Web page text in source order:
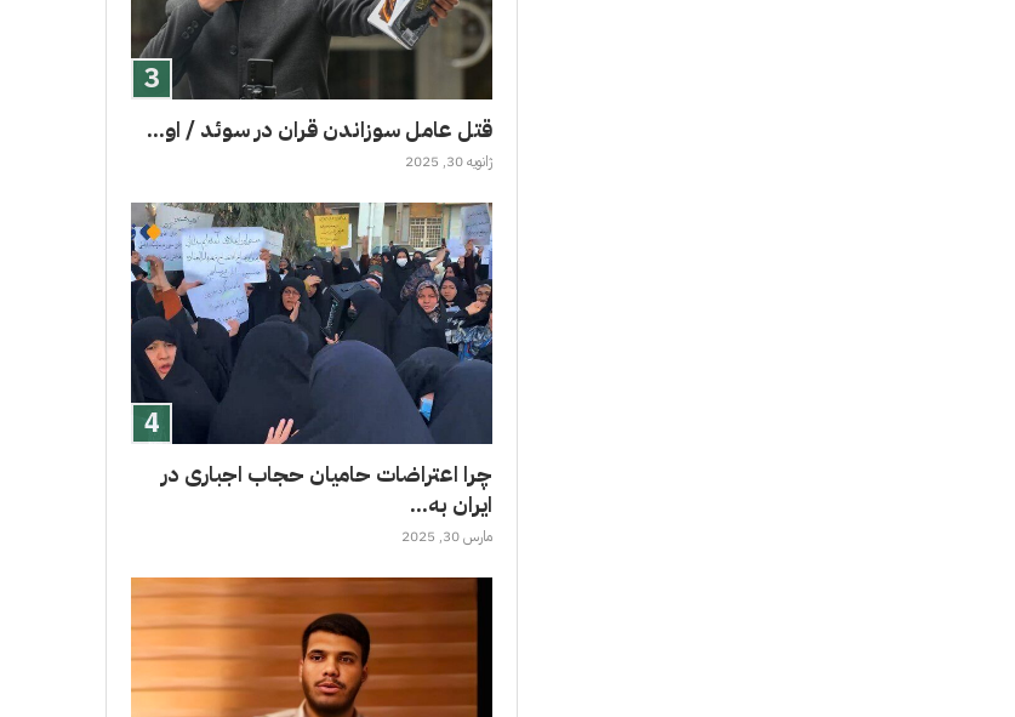
قتل عامل سوزاندن قران در سوئد / او...
ژانویه 30, 2025
چرا اعتراضات حامیان حجاب اجباری در
ایران به...
مارس 30, 2025